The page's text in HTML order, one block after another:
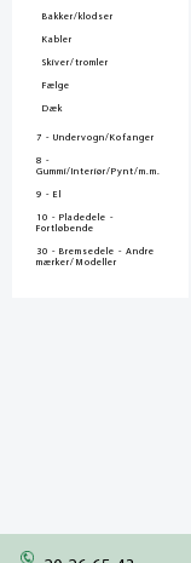
Bakker/klodser
Kabler
Skiver/tromler
Fælge
Dæk
7 - Undervogn/Kofanger
8 -
Gummi/Interiør/Pynt/m.m.
9 - El
10 - Pladedele -
Fortløbende
30 - Bremsedele - Andre
mærker/Modeller